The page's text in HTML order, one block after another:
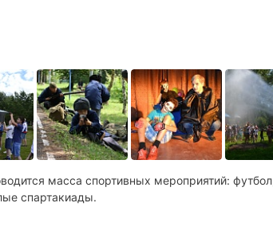
масса спортивных мероприятий:
спартакиады.